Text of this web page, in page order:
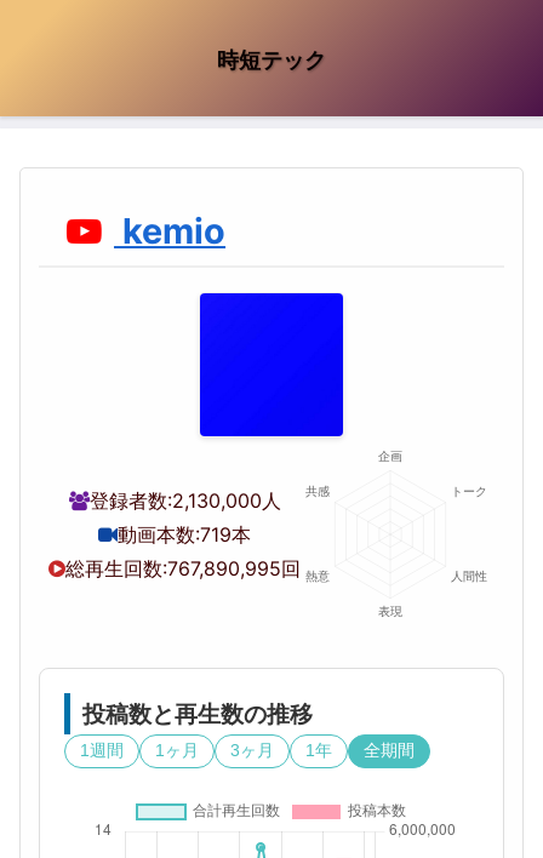
時短テック
kemio
登録者数:2,130,000人
動画本数:719本
総再生回数:767,890,995回
投稿数と再生数の推移
1週間 1ヶ月 3ヶ月 1年 全期間